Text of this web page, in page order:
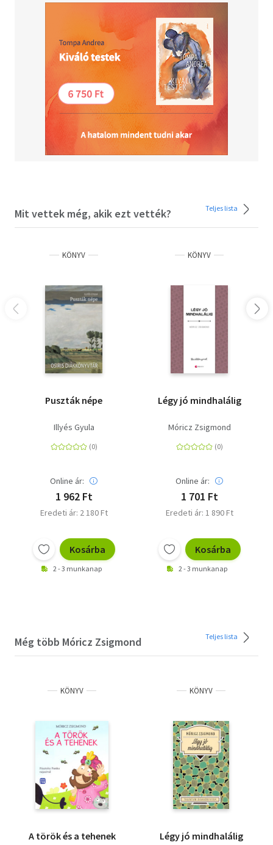
Mit vettek még, akik ezt vették? Teljes lista
KÖNYV
Puszták népe
Illyés Gyula
Online ár:
1 962 Ft
Eredeti ár: 2 180 Ft
Kosárba
2 - 3 munkanap
KÖNYV
Légy jó mindhalálig
Móricz Zsigmond
Online ár:
1 701 Ft
Eredeti ár: 1 890 Ft
Kosárba
2 - 3 munkanap
Még több Móricz Zsigmond Teljes lista
KÖNYV
A török és a tehenek
KÖNYV
Légy jó mindhalálig